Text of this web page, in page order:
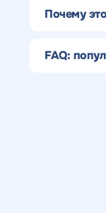
Почему
FAQ: